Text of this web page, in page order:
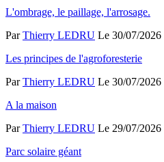
L'ombrage, le paillage, l'arrosage.
ParThierry LEDRU Le 30/07/2026
Les principes de l'agroforesterie
ParThierry LEDRU Le 30/07/2026
A la maison
ParThierry LEDRU Le 29/07/2026
Parc solaire géant